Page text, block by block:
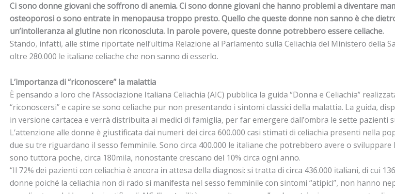
Ci sono donne giovani che soffrono di anemia. Ci sono donne giovani che hanno problemi a diventare
osteoporosi o sono entrate in menopausa troppo presto. Quello che queste donne non sanno è che
un’intolleranza al glutine non riconosciuta. In parole povere, queste donne potrebbero essere celiache.
Stando, infatti, alle stime riportate nell’ultima Relazione al Parlamento sulla Celiachia del Ministero della
oltre 280.000 le italiane celiache che non sanno di esserlo.
L’importanza di “riconoscere” la malattia
È pensando a loro che l’Associazione Italiana Celiachia (AIC) pubblica la guida “Donna e Celiachia”
“riconoscersi” e capire se sono celiache pur non presentando i sintomi classici della malattia. La guida,
in versione cartacea e verrà distribuita ai medici di famiglia, per far emergere dall’ombra le sette pazienti
L’attenzione alle donne è giustificata dai numeri: dei circa 600.000 casi stimati di celiachia presenti nella
due su tre riguardano il sesso femminile. Sono circa 400.000 le italiane che potrebbero avere o
sono tuttora poche, circa 180mila, nonostante crescano del 10% circa ogni anno.
“Il 72% dei pazienti con celiachia è ancora in attesa della diagnosi: si tratta di circa 436.000 italiani, di cui
donne poiché la celiachia non di rado si manifesta nel sesso femminile con sintomi “atipici”, non hanno